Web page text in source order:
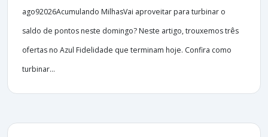
ago92026Acumulando MilhasVai aproveitar para turbinar o
saldo de pontos neste domingo? Neste artigo, trouxemos três
ofertas no Azul Fidelidade que terminam hoje. Confira como
turbinar...